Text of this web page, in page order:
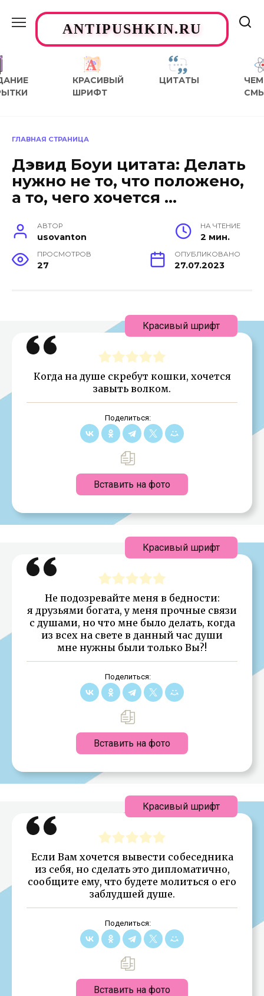
содержаниюANTIPUSHKIN.RU
КРАСИВЫЙ
ШРИФТ
ЦИТАТЫ
ЧЕМ
ГЛАВНАЯ СТРАНИЦА
Дэвид Боуи цитата: Делать
нужно не то, что положено,
а то, чего хочется …
АВТОР
usovanton
НА ЧТЕНИЕ
2 мин.
ПРОСМОТРОВ
27
ОПУБЛИКОВАНО
27.07.2023
Когда на душе скребут кошки, хочется
завыть волком.
Поделиться:
Вставить на фото
Красивый шрифт
Не подозревайте меня в бедности:
я друзьями богата, у меня прочные связи
с душами, но что мне было делать, когда
из всех на свете в данный час души
мне нужны были только Вы?!
Поделиться:
Вставить на фото
Красивый шрифт
Если Вам хочется вывести собеседника
из себя, но сделать это дипломатично,
сообщите ему, что будете молиться о его
заблудшей душе.
Поделиться:
Вставить на фото
Красивый шрифт